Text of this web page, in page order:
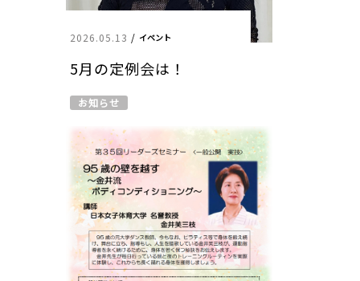
2026.05.13 / イベント
5月の定例会は！
お知らせ